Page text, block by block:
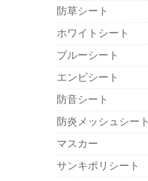
防草シート
ホワイトシート
ブルーシート
エンビシート
防音シート
防炎メッシュシート
マスカー
サンキポリシート